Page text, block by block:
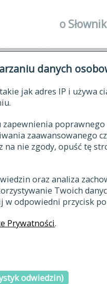
danych
jak adres IP i używa
zapewnienia
zaawansowanego
nie zgody, opuść tę
oraz analiza
Twoich
w odpowiedni przycisk
Prywatności.
odwiedzin)
o
historia
publikacje
autorzy
zasady
najnowsze
ostatnio